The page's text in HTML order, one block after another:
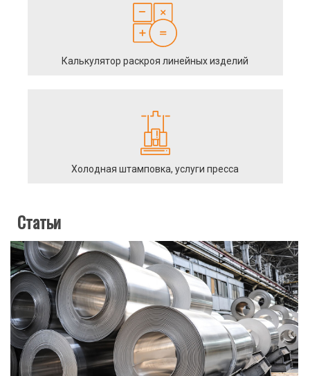
Калькулятор раскроя линейных изделий
Холодная штамповка, услуги пресса
Статьи